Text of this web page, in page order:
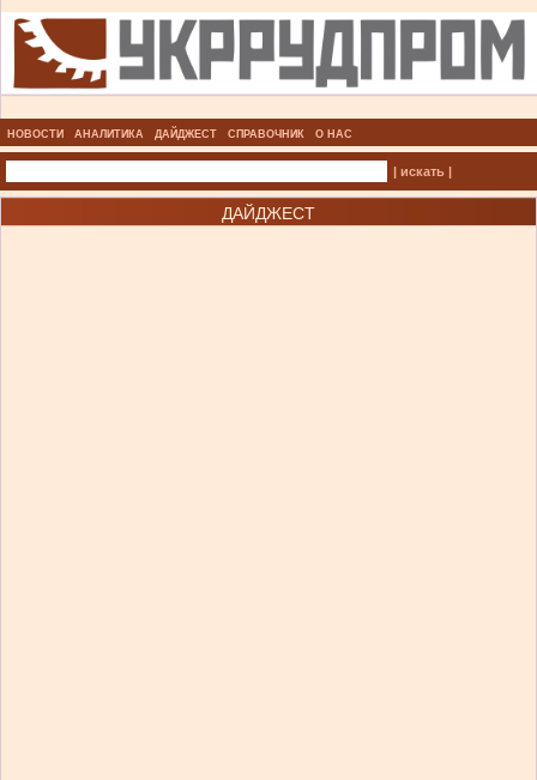
НОВОСТИ АНАЛИТИКА ДАЙДЖЕСТ СПРАВОЧНИК О НАС
| искать |
ДАЙДЖЕСТ